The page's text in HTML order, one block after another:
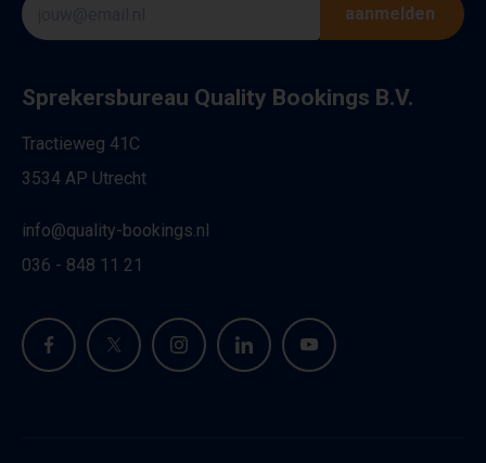
aanmelden
Sprekersbureau Quality Bookings B.V.
Tractieweg 41C
3534 AP Utrecht
info@quality-bookings.nl
036 - 848 11 21